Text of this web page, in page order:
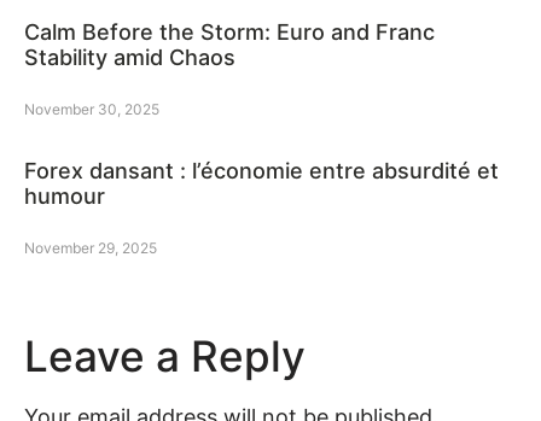
Calm Before the Storm: Euro and Franc
Stability amid Chaos
November 30, 2025
Forex dansant : l’économie entre absurdité et
humour
November 29, 2025
Leave a Reply